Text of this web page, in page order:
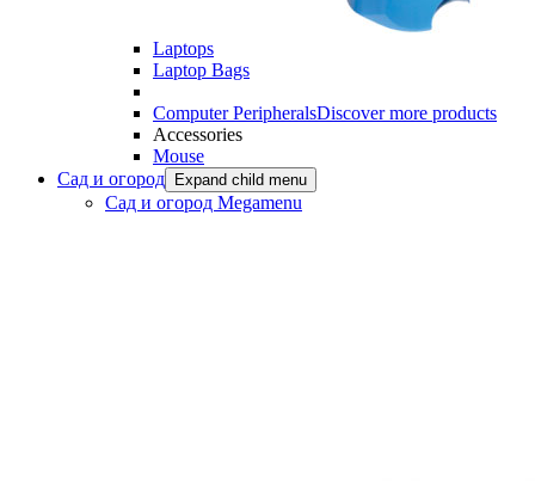
Laptops
Laptop Bags
Computer PeripheralsDiscover more products
Accessories
Mouse
Сад и огород
Expand child menu
Сад и огород Megamenu